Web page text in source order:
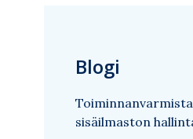
Blogi
sisäilmaston